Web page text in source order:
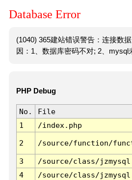
Database Error
(1040) 365建站错误警告：连接数
因：1、数据库密码不对; 2、mysql
PHP Debug
No. File
1
/index.php
2 /source/function/
3 /source/class/
4
/source/class/